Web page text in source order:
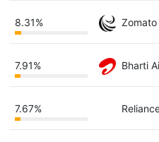
8.31%
7.91% Bharti
7.67%